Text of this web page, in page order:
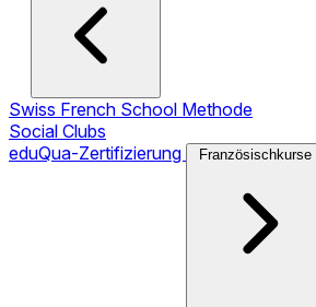
Swiss French School Methode
Social Clubs
eduQua-Zertifizierung
Französischkurse